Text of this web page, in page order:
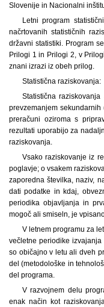
Slovenije in Nacionalni
Letni program
načrtovanih statističnih
državni statistiki. Program
Prilogi 1 in Prilogi 2, v
znani izrazi iz obeh prilog.
Statistična raziskovanja:
Statistična
prevzemanjem
preračuni oziroma s
rezultati uporabijo za
raziskovanja.
Vsako raziskovanje iz
poglavje; o vsakem
zaporedna številka, naziv,
dati podatke in kdaj,
periodika objavljanja in
mogoč ali smiseln, je
V letnem programu za
večletne periodike
so običajno v letu ali dveh
del (metodološke in
del programa.
V razvojnem delu
enak način kot